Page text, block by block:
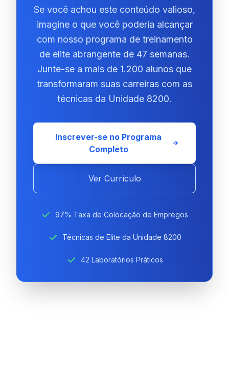
Se você achou este conteúdo valioso,
imagine o que você poderia alcançar
com nosso programa de treinamento
de elite abrangente de 47 semanas.
Junte-se a mais de 1.200 alunos que
transformaram suas carreiras com as
técnicas da Unidade 8200.
Inscrever-se no Programa
Completo
Ver Currículo
97% Taxa de Colocação de Empregos
Técnicas de Elite da Unidade 8200
42 Laboratórios Práticos